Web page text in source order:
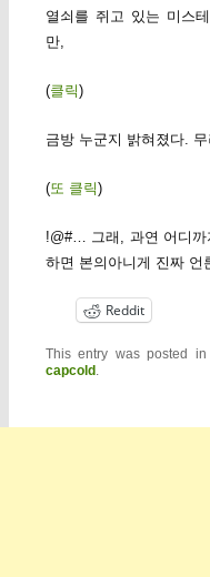
열쇠를 쥐고 있는 미스
만,
(클릭)
금방 누군지 밝혀졌다. 무
(또 클릭)
!@#… 그래, 과연 어디까
하면 본의아니게 진짜 언
Reddit
This entry was posted in
capcold .